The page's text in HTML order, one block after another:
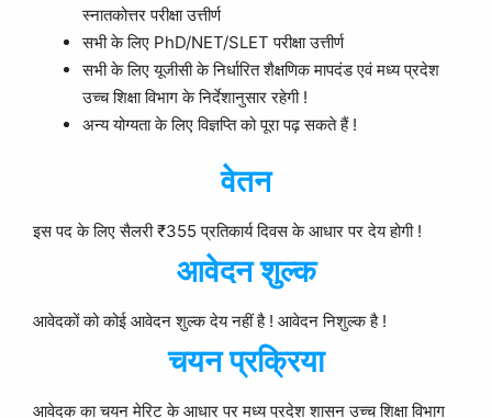
स्नातकोत्तर परीक्षा उत्तीर्ण
सभी के लिए PhD/NET/SLET परीक्षा उत्तीर्ण
सभी के लिए यूजीसी के निर्धारित शैक्षणिक मापदंड एवं मध्य प्रदेश
उच्च शिक्षा विभाग के निर्देशानुसार रहेगी !
अन्य योग्यता के लिए विज्ञप्ति को पूरा पढ़ सकते हैं !
वेतन
इस पद के लिए सैलरी ₹355 प्रतिकार्य दिवस के आधार पर देय होगी !
आवेदन शुल्क
आवेदकों को कोई आवेदन शुल्क देय नहीं है ! आवेदन निशुल्क है !
चयन प्रक्रिया
आवेदक का चयन मेरिट के आधार पर मध्य प्रदेश शासन उच्च शिक्षा विभाग